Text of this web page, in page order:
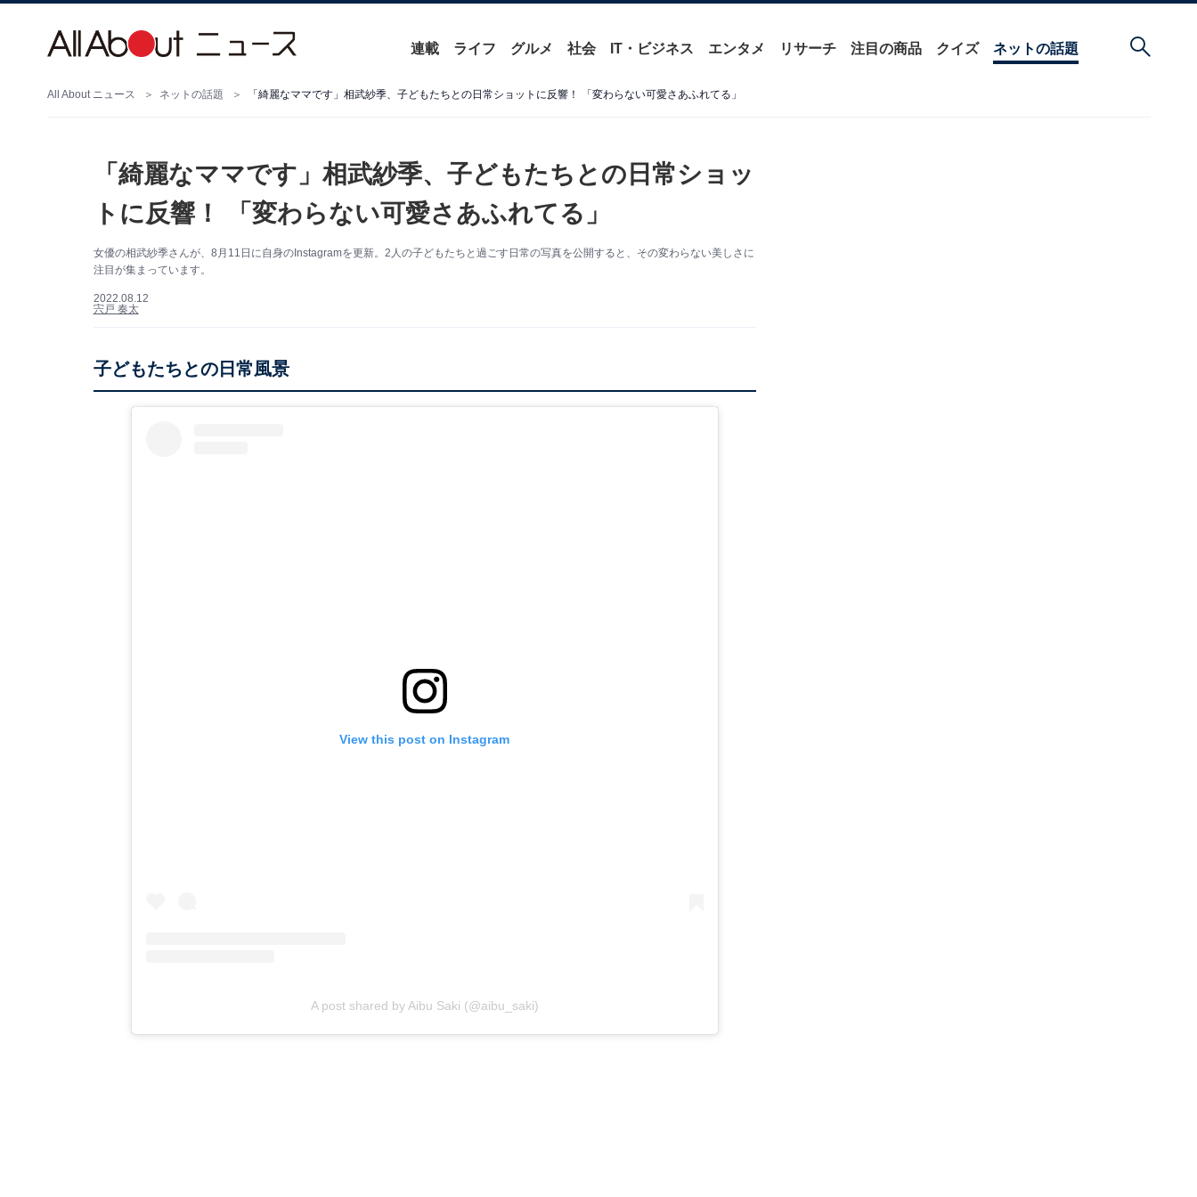
連載 ライフ グルメ 社会 IT・ビジネス エンタメ リサーチ 注目の商品 クイズ ネットの話題
All About ニュース ネットの話題 「綺麗なママです」相武紗季、子どもたちとの日常ショットに反響！ 「変わらない可愛さあふれてる」
「綺麗なママです」相武紗季、子どもたちとの日常ショッ
トに反響！ 「変わらない可愛さあふれてる」
女優の相武紗季さんが、8月11日に自身のInstagramを更新。2人の子どもたちと過ごす日常の写真を公開すると、その変わらない美しさに
注目が集まっています。
2022.08.12
宍戸 奏太
子どもたちとの日常風景
View this post on Instagram
A post shared by Aibu Saki (@aibu_saki)